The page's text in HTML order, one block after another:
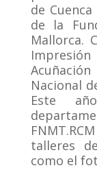
de
de la
Mallorca.
Nacional
Este
talleres
como el